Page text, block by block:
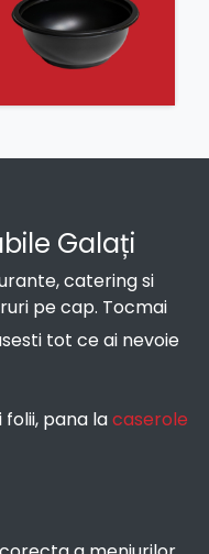
Galați
catering si
pe cap. Tocmai
tot ce ai nevoie
folii, pana lacaserole